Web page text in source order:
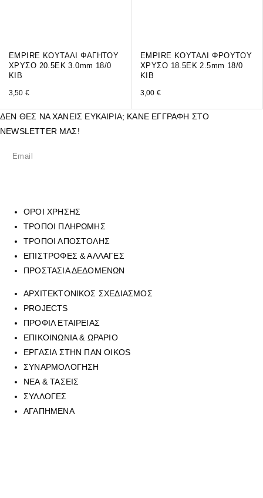
EMPIRE ΚΟΥΤΑΛΙ ΦΑΓΗΤΟΥ
ΧΡΥΣΟ 20.5ΕΚ 3.0mm 18/0
KIB
3,50 €
EMPIRE ΚΟΥΤΑΛΙ ΦΡΟΥΤΟΥ
ΧΡΥΣΟ 18.5ΕΚ 2.5mm 18/0
KIB
3,00 €
ΔΕΝ ΘΕΣ ΝΑ ΧΑΝΕΙΣ ΕΥΚΑΙΡΙΑ; ΚΑΝΕ ΕΓΓΡΑΦΗ ΣΤΟ
NEWSLETTER ΜΑΣ!
ΟΡΟΙ ΧΡΗΣΗΣ
ΤΡΟΠΟΙ ΠΛΗΡΩΜΗΣ
ΤΡΟΠΟΙ ΑΠΟΣΤΟΛΗΣ
ΕΠΙΣΤΡΟΦΕΣ & ΑΛΛΑΓΕΣ
ΠΡΟΣΤΑΣΙΑ ΔΕΔΟΜΕΝΩΝ
ΑΡΧΙΤΕΚΤΟΝΙΚΟΣ ΣΧΕΔΙΑΣΜΟΣ
PROJECTS
ΠΡΟΦΙΛ ΕΤΑΙΡΕΙΑΣ
ΕΠΙΚΟΙΝΩΝΙΑ & ΩΡΑΡΙΟ
ΕΡΓΑΣΙΑ ΣΤΗΝ ΠΑΝ OIKOS
ΣΥΝΑΡΜΟΛΟΓΗΣΗ
ΝΕΑ & ΤΑΣΕΙΣ
ΣΥΛΛΟΓΕΣ
ΑΓΑΠΗΜΕΝΑ